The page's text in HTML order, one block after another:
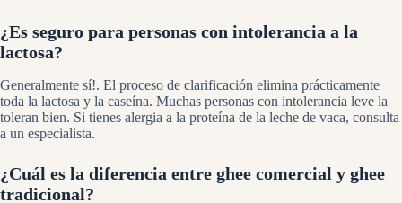
¿Es seguro para personas con intolerancia a la
lactosa?
Generalmente sí!. El proceso de clarificación elimina prácticamente
toda la lactosa y la caseína. Muchas personas con intolerancia leve la
toleran bien. Si tienes alergia a la proteína de la leche de vaca, consulta
a un especialista.
¿Cuál es la diferencia entre ghee comercial y ghee
tradicional?